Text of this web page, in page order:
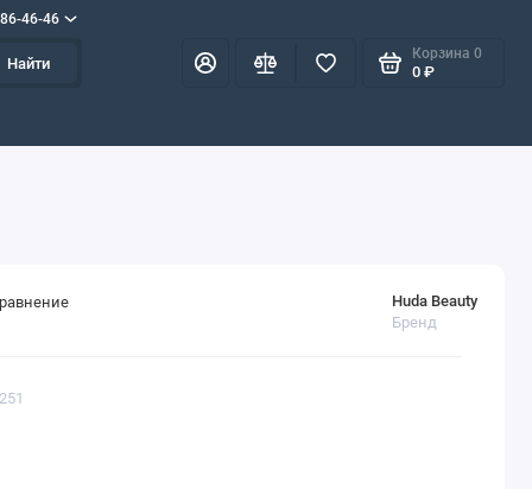
46-46
Найти
Корзина 0
0 ₽
Huda Beauty
Бренд